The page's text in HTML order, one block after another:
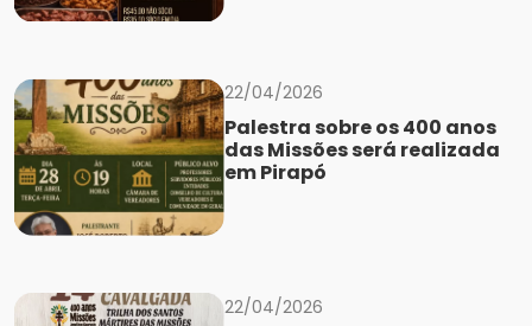
22/04/2026
Palestra sobre os 400 anos
das Missões será realizada
em Pirapó
22/04/2026